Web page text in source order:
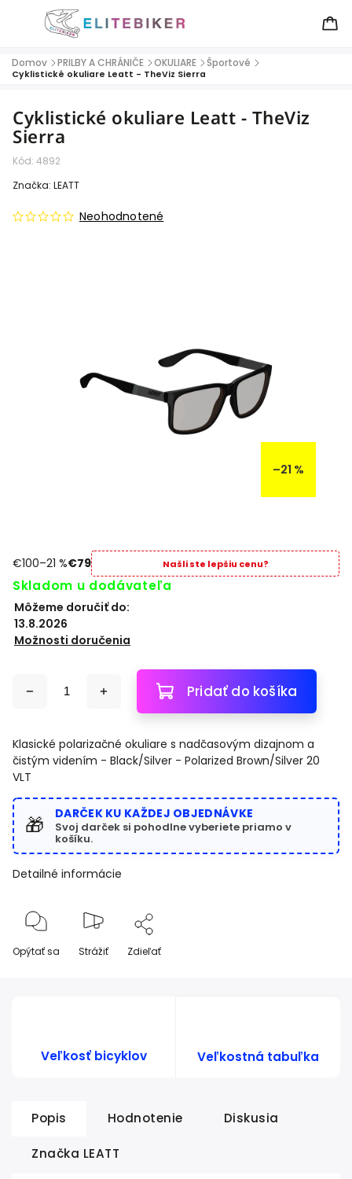
Domov / PRILBY A CHRÁNIČE / OKULIARE / Športové /
Cyklistické okuliare Leatt - TheViz Sierra
Cyklistické okuliare Leatt - TheViz
Sierra
Kód: 4892
Neohodnotené
Značka: LEATT
–21 %
€100–21 %€79 Našli ste lepšiu cenu?
Skladom u dodávateľa
Môžeme doručiť do:
13.8.2026
Možnosti doručenia
Pridať do košíka
Klasické polarizačné okuliare s nadčasovým dizajnom a
čistým videním - Black/Silver - Polarized Brown/Silver 20
VLT
🎁 DARČEK KU KAŽDEJ OBJEDNÁVKE
Svoj darček si pohodlne vyberiete priamo v
košíku.
Detailné informácie
Opýtať sa Strážiť Zdieľať
Veľkosť bicyklov Veľkostná tabuľka
Popis Hodnotenie Diskusia
Značka LEATT